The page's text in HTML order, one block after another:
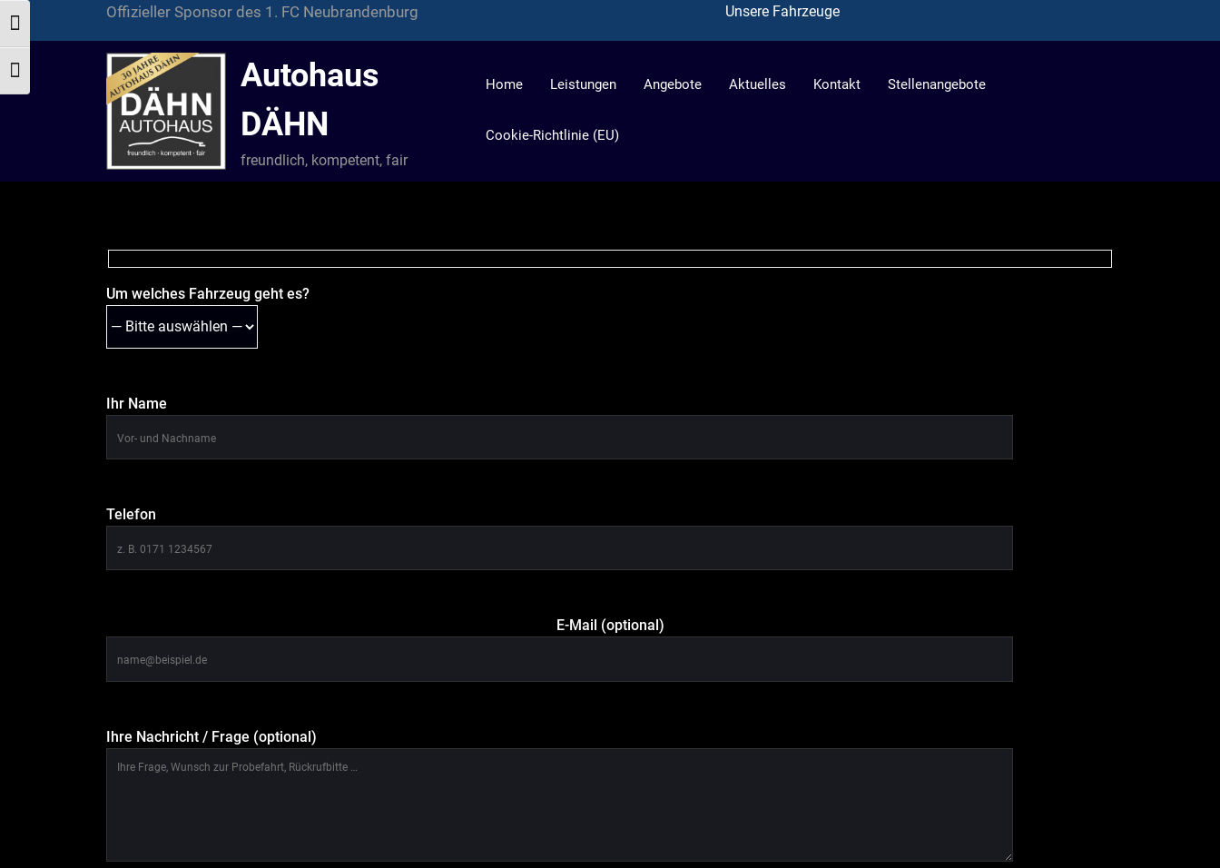
to
Offizieller Sponsor des 1. FC Neubrandenburg Unsere Fahrzeuge
Autohaus
DÄHN
freundlich, kompetent, fair
Home Leistungen Angebote Aktuelles Kontakt Stellenangebote
Cookie-Richtlinie (EU)
Toggle High Contrast
Toggle Font size
Um welches Fahrzeug geht es?
Ihr Name
Telefon
E-Mail (optional)
Ihre Nachricht / Frage (optional)